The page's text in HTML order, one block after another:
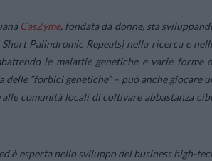
CasZyme, fondata da donne, sta
Palindromic Repeats) nella ricerca e
le malattie genetiche e varie forme
“forbici genetiche” – può anche giocare
comunità locali di coltivare abbastanza
è esperta nello sviluppo del business high-